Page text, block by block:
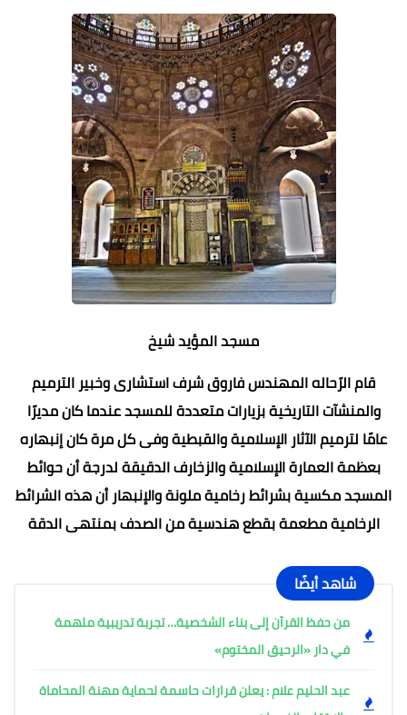
مسجد المؤيد شيخ
قام الرّحاله المهندس فاروق شرف استشارى وخبير الترميم
والمنشآت التاريخية بزيارات متعددة للمسجد عندما كان مديرًا
عامًا لترميم الآثار الإسلامية والقبطية وفى كل مرة كان إنبهاره
بعظمة العمارة الإسلامية والزخارف الدقيقة لدرجة أن حوائط
المسجد مكسية بشرائط رخامية ملونة والإنبهار أن هذه الشرائط
الرخامية مطعمة بقطع هندسية من الصدف بمنتهى الدقة
شاهد أيضًا
من حفظ القرآن إلى بناء الشخصية… تجربة تدريبية ملهمة
في دار «الرحيق المختوم»
عبد الحليم علام : يعلن قرارات حاسمة لحماية مهنة المحاماة